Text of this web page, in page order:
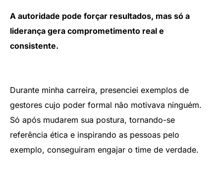
A autoridade pode forçar resultados, mas só a
liderança gera comprometimento real e
consistente.
Durante minha carreira, presenciei exemplos de
gestores cujo poder formal não motivava ninguém.
Só após mudarem sua postura, tornando-se
referência ética e inspirando as pessoas pelo
exemplo, conseguiram engajar o time de verdade.